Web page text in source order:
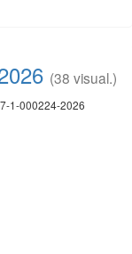
(38 visual.)
1-000224-2026